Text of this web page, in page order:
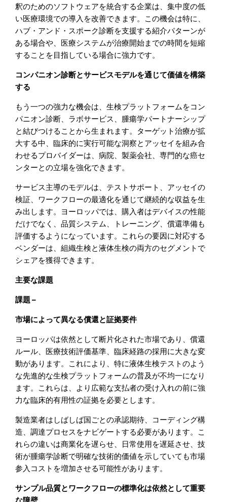
釈のためのソフトウェアを統合する企業は、集中度の低
い医療環境での導入を改善できます。この機会は特に、
ハブ・アンド・スポーク診断を支援する紹介パターンが
ある場合や、医療システムが治療開始までの時間を短縮
することを目指している場合に強力です。
コンパニオン診断とサービスモデルを通じて価値を構築
する
もう一つの強力な機会は、生検プラットフォームをコン
パニオン診断、ラボサービス、腫瘍学パートナーシップ
と結びつけることから生まれます。ターゲット治療が拡
大する中、臨床的に実行可能な洞察とアッセイを組み合
わせるプロバイダーは、病院、製薬会社、専門的な癌セ
ンターとの立場を強化できます。
サービス主導のモデルは、テストサポート、アッセイの
検証、ワークフローの最適化を通じて継続的な収益を生
み出します。ヨーロッパでは、購入者はデバイスの性能
だけでなく、品質システム、トレーニング、償還準備も
評価するようになっています。これらの要因に対応する
ベンダーは、組織生検と液体生検の両方のセグメントで
シェアを獲得できます。
主要な課題
課題 –
市場によって異なる償還と証拠要件
ヨーロッパは依然として断片化された市場であり、償還
ルール、医療技術評価基準、臨床経路の採用に大きな変
動があります。これにより、特に液体生検テストのよう
な先進的な生検プラットフォームの普及が不均一になり
ます。これらは、より広範な支払者の受け入れの前に強
力な臨床的有用性の証拠を必要とします。
製造業者はしばしば国ごとの承認期待、コーディング構
造、調達プロセスをナビゲートする必要があります。こ
れらの違いは商業化を遅らせ、日常使用を遅延させ、技
術が腫瘍学診断で明確な技術的価値を示していても市場
参入コストを増加させる可能性があります。
サンプル品質とワークフローの標準化は依然として重要